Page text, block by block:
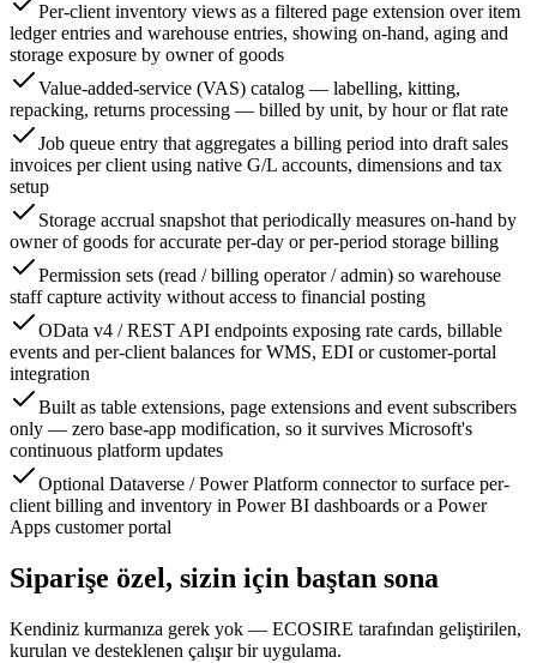
Per-client inventory views as a filtered page extension over item
ledger entries and warehouse entries, showing on-hand, aging and
storage exposure by owner of goods
Value-added-service (VAS) catalog — labelling, kitting,
repacking, returns processing — billed by unit, by hour or flat rate
Job queue entry that aggregates a billing period into draft sales
invoices per client using native G/L accounts, dimensions and tax
setup
Storage accrual snapshot that periodically measures on-hand by
owner of goods for accurate per-day or per-period storage billing
Permission sets (read / billing operator / admin) so warehouse
staff capture activity without access to financial posting
OData v4 / REST API endpoints exposing rate cards, billable
events and per-client balances for WMS, EDI or customer-portal
integration
Built as table extensions, page extensions and event subscribers
only — zero base-app modification, so it survives Microsoft's
continuous platform updates
Optional Dataverse / Power Platform connector to surface per-
client billing and inventory in Power BI dashboards or a Power
Apps customer portal
Siparişe özel, sizin için baştan sona
Kendiniz kurmanıza gerek yok — ECOSIRE tarafından geliştirilen,
kurulan ve desteklenen çalışır bir uygulama.